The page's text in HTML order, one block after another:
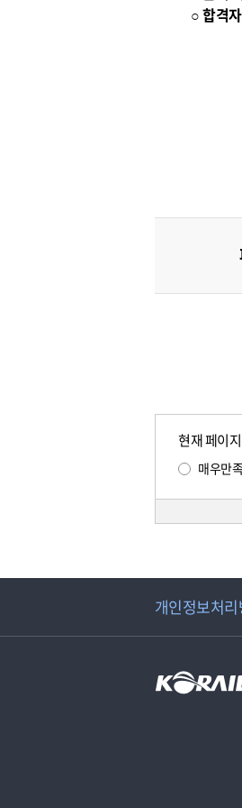
○ 합격
현재 페이
매우만
개인정보처리